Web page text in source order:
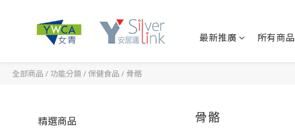
最新推廣 所有商品
全部商品 / 功能分類 /保健食品 / 骨骼
精選商品
骨骼